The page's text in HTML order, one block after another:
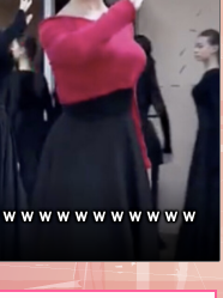
ｗｗｗｗｗｗｗｗｗｗ